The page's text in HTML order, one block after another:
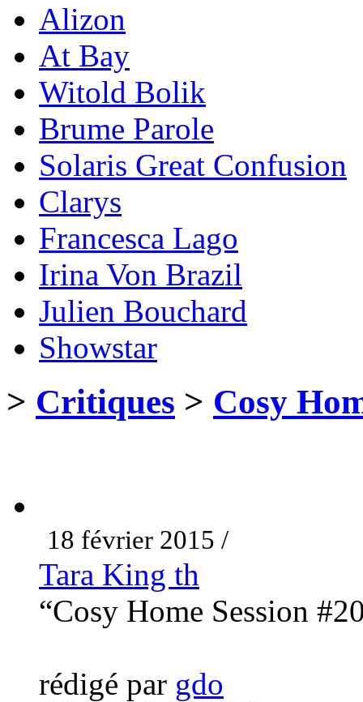
Alizon
At Bay
Witold Bolik
Brume Parole
Solaris Great Confusion
Clarys
Francesca Lago
Irina Von Brazil
Julien Bouchard
Showstar
> Critiques > Cosy
18 février 2015 /
Tara King th
“Cosy Home Session
rédigé par gdo